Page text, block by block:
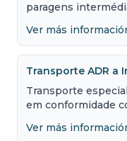
paragens
Ver más
Transporte ADR a
Transporte
em conformidade
Ver más